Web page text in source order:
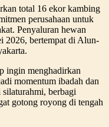
total 16 ekor kambing
perusahaan untuk
Penyaluran hewan
2026, bertempat di Alun-
ingin menghadirkan
momentum ibadah dan
silaturahmi, berbagi
gotong royong di tengah